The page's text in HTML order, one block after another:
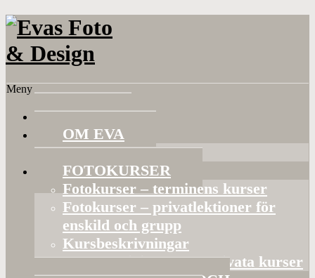
Meny
HEM
OM EVA
Referenser
FOTOKURSER
Fotokurser – terminens kurser
Fotokurser – privatlektioner för
enskild och grupp
Kursbeskrivningar
Gruppaktiviteter och privata kurser